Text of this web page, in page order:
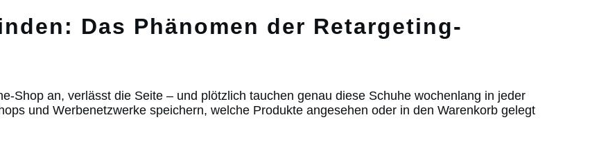
Das Phänomen der Retargeting-
Shop an, verlässt die Seite – und plötzlich tauchen genau diese Schuhe wochenlang in jeder
und Werbenetzwerke speichern, welche Produkte angesehen oder in den Warenkorb gelegt